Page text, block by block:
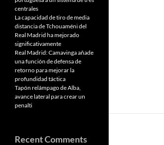
centrales
La capacidad de tiro de media
distancia de Tchouaméni del
Real Madrid ha mejorado
significativamente
Real Madrid: Camavinga añade
una función de defensa de
retorno para mejorar la
profundidad táctica
Tapón relámpago de Alba,
avance lateral para crear un
penalti
Recent Comments